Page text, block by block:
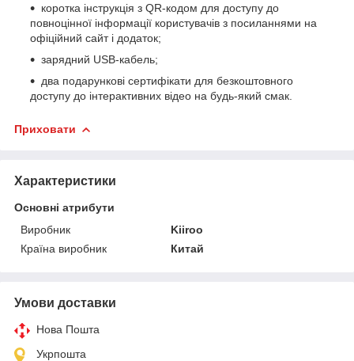
коротка інструкція з QR-кодом для доступу до
повноцінної інформації користувачів з посиланнями на
офіційний сайт і додаток;
зарядний USB-кабель;
два подарункові сертифікати для безкоштовного
доступу до інтерактивних відео на будь-який смак.
Приховати
Характеристики
Основні атрибути
Виробник
Kiiroo
Країна виробник
Китай
Умови доставки
Нова Пошта
Укрпошта